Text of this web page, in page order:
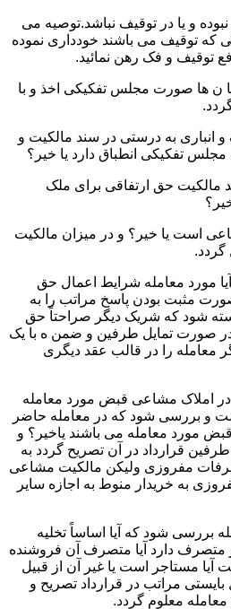
و یا در توقیف نباشد.توصیه می
که توقیف می باشند خودداری نموده
توقیف و فک رهن نمائید.
ن ها صورت مجلس تفکیکی اخذ و با
و انباری به درستی در سند مالکیت و
تفکیکی انطباق دارد یا خیر؟
مالکیت حق ارتفاقی برای ملک
است یا خیر؟ و در میزان مالکیت
مورد معامله شرایط اعمال حق
مثبت بودن پاسخ مراتب را به
شود که شریک دیگر صراحتاً حق
در صورت تمایل طرفین و ضمن ه با یک
معامله را در قالب عقد دیگری
در املاک مشاعی قبض مورد معامله
و بررسی شود که در معامله حاضر
مورد معامله می باشند یاخیر؟ و
قرارداد در آن تصریح گردد به
مفروزی ولیکن مالکیت مشاعی
به خریدار منوط به اجازه سایر
بررسی شود که آیا اساساً تخلیه
متصرف دارد آیا متصرف آن فروشنده
آیا مستاجر است یا غیر آن از قبیل
مراتب در قرارداد تصریح و
معلوم گردد.